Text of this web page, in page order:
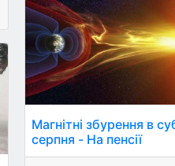
Магнітні збурення в
серпня - На пенсії